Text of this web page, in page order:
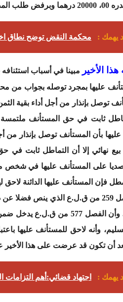
أصليا.
يهمك : محكمة النقض توضح نطاق
الأخير مبينا في أسباب
عليها بمجرد توصله بجواب من
توصل بإنذار من أجل أداء بقية
ثابت في حق المستأنف ملتمسة
عليها بأن المستأنف توصل بإنذار من
بيع نهائي إلا أن التماطل ثابت في
على المستأنف عليها في شخص
فإن المستأنف عليها الدائنة لاحق
طبقا للفصل 259 من ق.ل.ع الذي
بعقد البيع. وأن الفصل
وأنه لاحق للمستأنف عليها
بعد أن تكون قد عرضت على هذا الأخير
يهمك : اجتهاد قضائي:أهم